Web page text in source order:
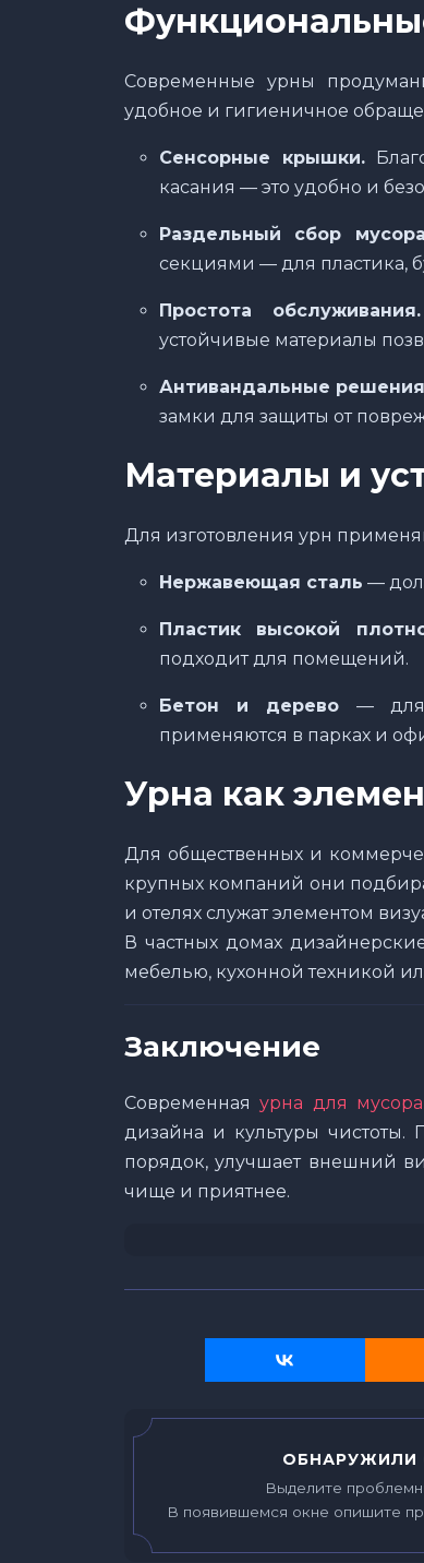
Современные урны
удобное и гигиеничное
Сенсорные крышки.
касания — это удобно и
Раздельный сбор
секциями — для пластика,
Простота обслуживания.
устойчивые материалы
Антивандальные
замки для защиты от
Материалы и
Для изготовления урн
Нержавеющая сталь —
Пластик высокой
подходит для помещений.
Бетон и дерево — для
применяются в парках и
Урна как
Для общественных и
крупных компаний они
и отелях служат элементом
В частных домах
мебелью, кухонной техникой
Заключение
Современнаяурна для мусора
дизайна и культуры чистоты.
порядок, улучшает внешний
чище и приятнее.
ОБНАРУЖИЛИ
Выделите
В появившемся окне опишите